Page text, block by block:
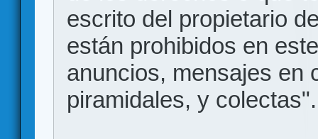
escrito del propietario
están prohibidos en
anuncios, mensajes en
piramidales, y colectas".